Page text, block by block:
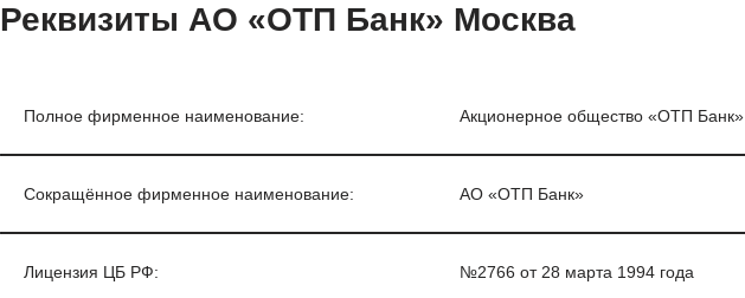
Реквизиты АО «ОТП Банк» Москва
Полное фирменное наименование: Акционерное общество «ОТП Банк»
Сокращённое фирменное наименование: АО «ОТП Банк»
Лицензия ЦБ РФ: №2766 от 28 марта 1994 года